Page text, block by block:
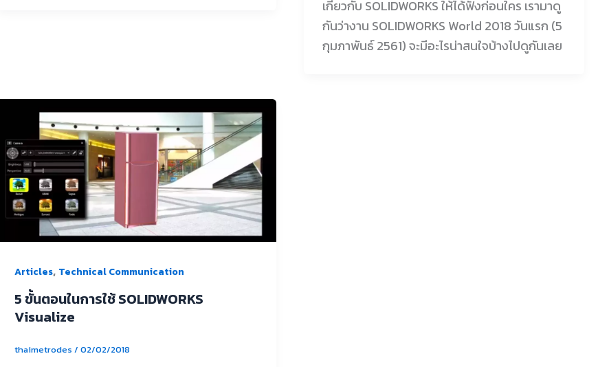
เกี่ยวกับ SOLIDWORKS ให้ได้ฟังก่อนใคร เรามาดู
กันว่างาน SOLIDWORKS World 2018 วันแรก (5
กุมภาพันธ์ 2561) จะมีอะไรน่าสนใจบ้างไปดูกันเลย
Articles, Technical Communication
5 ขั้นตอนในการใช้ SOLIDWORKS
Visualize
thaimetrodes / 02/02/2018